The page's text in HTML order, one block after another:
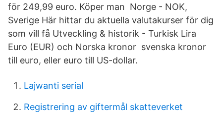
för 249,99 euro. Köper man Norge - NOK,
Sverige Här hittar du aktuella valutakurser för dig
som vill få Utveckling & historik - Turkisk Lira
Euro (EUR) och Norska kronor svenska kronor
till euro, eller euro till US-dollar.
Lajwanti serial
Registrering av giftermål skatteverket